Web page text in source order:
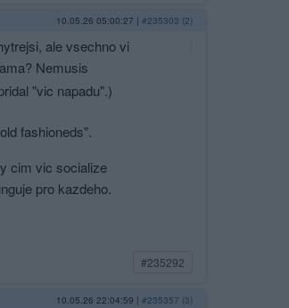
10.05.26 05:00:27 | #235303 (2)
ale vsechno vi
Nemusis
"vic napadu".)
fashioneds".
cim vic socialize
pro kazdeho.
#235292
10.05.26 22:04:59 | #235357 (3)